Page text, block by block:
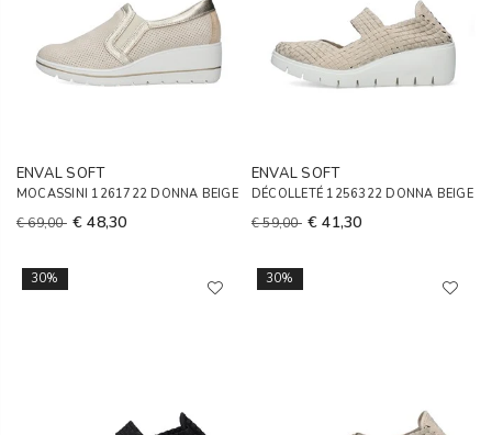
ENVAL SOFT
MOCASSINI 1261722 DONNA BEIGE
€ 69,00 € 48,30
ENVAL SOFT
DÉCOLLETÉ 1256322 DONNA BEIGE
€ 59,00 € 41,30
30% 30%